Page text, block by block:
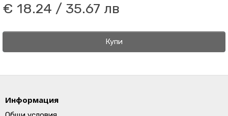
€ 18.24 / 35.67 лв
Купи
Информация